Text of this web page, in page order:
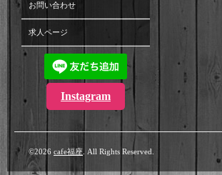
お問い合わせ
求人ページ
Instagram
©2026 cafe福座 . All Rights Reserved.